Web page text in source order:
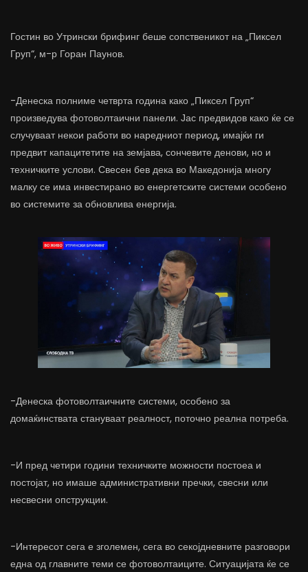
Гостин во Утрински брифинг беше сопственикот на „Пиксел
Груп“, м-р Горан Паунов.
-Денеска полниме четврта година како „Пиксел Груп“
произведува фотоволтаични панели. Јас предвидов како ќе се
случуваат некои работи во наредниот период, имајќи ги
предвит капацитетите на земјава, сончевите денови, но и
техничките услови. Свесен бев дека во Македонија многу
малку се има инвестирано во енергетските системи особено
во системите за обновлива енергија.
-Денеска фотоволтаичните системи, особено за
домаќинствата стануваат реалност, поточно реална потреба.
-И пред четири години техничките можности постоеа и
постојат, но имаше административни пречки, свесни или
несвесни опструкции.
-Интересот сега е зголемен, сега во секојдневните разговори
една од главните теми се фотоволтаиците. Ситуацијата ќе се